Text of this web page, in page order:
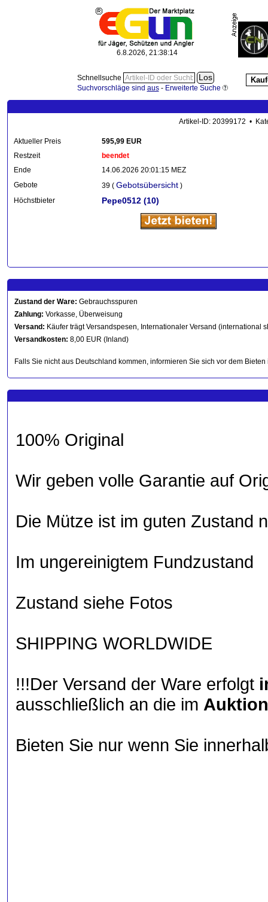
6.8.2026, 21:38:17
Schnellsuche
Suchvorschläge sind aus- Erweiterte Suche
Artikel-ID: 20399172 •
Aktueller Preis
595,99 EUR
Restzeit
beendet
Ende
14.06.2026 20:01:15 MEZ
Gebote
39 ( Gebotsübersicht )
Höchstbieter
Pepe0512 (10)
Zustand der Ware: Gebrauchsspuren
Zahlung: Vorkasse, Überweisung
Versand: Käufer trägt Versandspesen, Internationaler Versand (international
Versandkosten: 8,00 EUR (Inland)
Falls Sie nicht aus Deutschland kommen, informieren Sie sich vor dem
100% Original
Wir geben volle Garantie auf
Die Mütze ist im guten Zustand
Im ungereinigtem Fundzustand
Zustand siehe Fotos
SHIPPING WORLDWIDE
!!!Der Versand der Ware erfolgt
ausschließlich an die im
Bieten Sie nur wenn Sie